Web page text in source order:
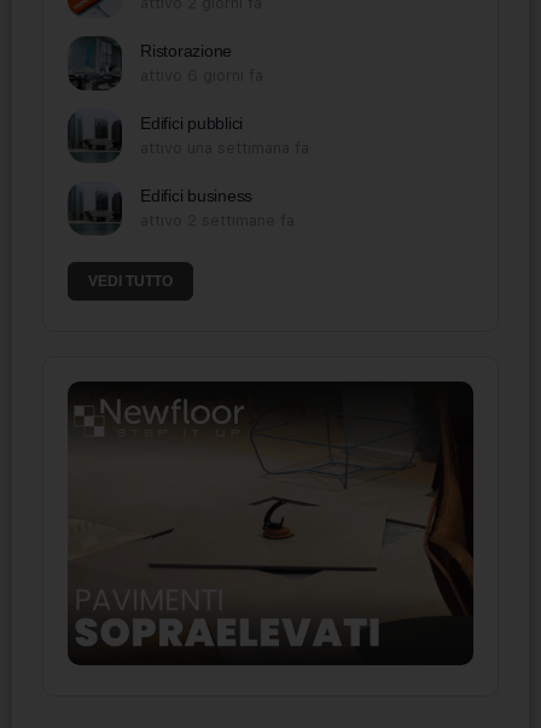
Ristorazione
Edifici pubblici
Edifici business
VEDI TUTTO